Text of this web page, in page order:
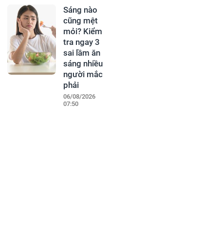
Sáng nào
cũng mệt
mỏi? Kiểm
tra ngay 3
sai lầm ăn
sáng nhiều
người mắc
phải
06/08/2026
07:50